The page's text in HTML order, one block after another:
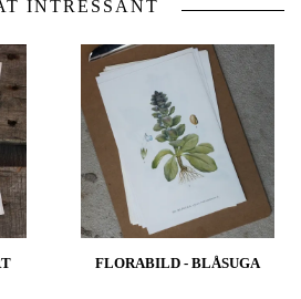
INTRESSANT
FLORABILD - BLÅSUGA